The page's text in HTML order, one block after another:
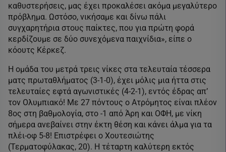
καθυστερήσεις, μας έχει προκαλέσει ακόμα μεγαλύτερο
πρόβλημα. Ωστόσο, νικήσαμε και δίνω πάλι
συγχαρητήρια στους παίκτες, που για πρώτη φορά
κερδίζουμε σε δύο συνεχόμενα παιχνίδια», είπε ο
κόουτς Κέρκεζ.
Η ομάδα του μετρά τρεις νίκες στα τελευταία τέσσερα
ματς πρωταθλήματος (3-1-0), έχει μόλις μια ήττα στις
τελευταίες εφτά αγωνιστικές (4-2-1), εντός έδρας απ’
τον Ολυμπιακό! Με 27 πόντους ο Ατρόμητος είναι πλέον
8ος στη βαθμολογία, στο -1 από Άρη και ΟΦΗ, με νίκη
σήμερα ανεβαίνει στην έκτη θέση και κάνει άλμα για τα
πλέι-οφ 5-8! Επιστρέφει ο Χουτεσιώτης
(Τερματοφύλακας, 20). Η τέταρτη καλύτερη εκτός